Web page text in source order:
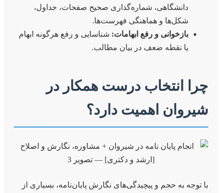
دانشگاهی، شماره‌گذاری صحیح صفحات، جداول،
شکل‌ها و هماهنگی فهرست‌ها.
بازخوانی و رفع ابهامات: شناسایی و رفع هرگونه ابهام
یا نقطه ضعف در بیان مطالب.
چرا انتخاب درست همکار در
شیروان اهمیت دارد؟
با توجه به حجم و پیچیدگی‌های نگارش پایان‌نامه، بسیاری از